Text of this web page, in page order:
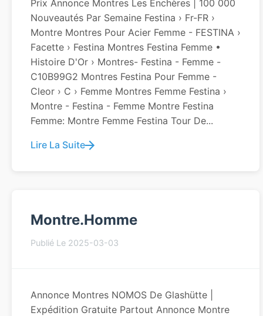
Prix Annonce Montres Les Enchères | 100 000
Nouveautés Par Semaine Festina › Fr-FR ›
Montre Montres Pour Acier Femme - FESTINA ›
Facette › Festina Montres Festina Femme •
Histoire D'Or › Montres- Festina - Femme -
C10B99G2 Montres Festina Pour Femme -
Cleor › C › Femme Montres Femme Festina ›
Montre - Festina - Femme Montre Festina
Femme: Montre Femme Festina Tour De...
Lire La Suite
Montre.homme
Publié Le 2025-03-03
Annonce Montres NOMOS De Glashütte |
Expédition Gratuite Partout Annonce Montre